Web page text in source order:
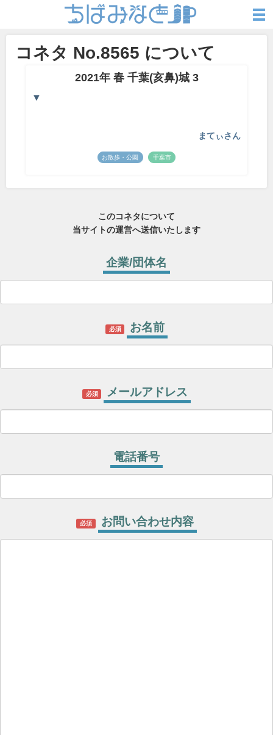
コネタ No.8565 について
2021年 春 千葉(亥鼻)城 3
▼
まてぃさん
お散歩・公園 千葉市
このコネタについて
当サイトの運営へ送信いたします
企業/団体名
必須 お名前
必須 メールアドレス
電話番号
必須 お問い合わせ内容